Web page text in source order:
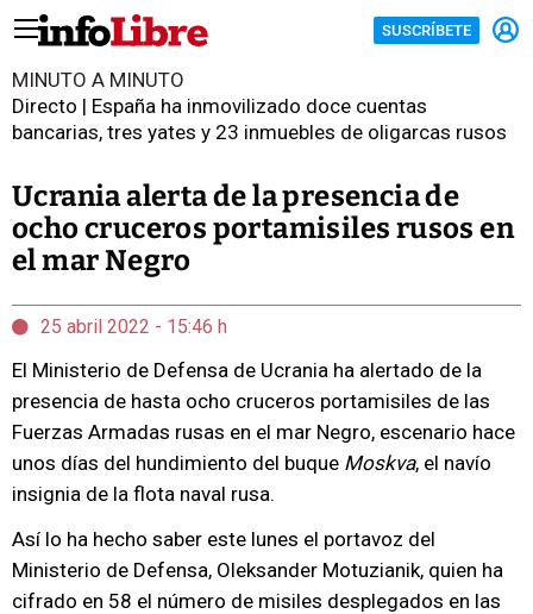
SUSCRÍBETE
MINUTO A MINUTO
Directo | España ha inmovilizado doce cuentas
bancarias, tres yates y 23 inmuebles de oligarcas rusos
Ucrania alerta de la presencia de
ocho cruceros portamisiles rusos en
el mar Negro
25 abril 2022 - 15:46 h
El Ministerio de Defensa de Ucrania ha alertado de la
presencia de hasta ocho cruceros portamisiles de las
Fuerzas Armadas rusas en el mar Negro, escenario hace
unos días del hundimiento del buque Moskva, el navío
insignia de la flota naval rusa.
Así lo ha hecho saber este lunes el portavoz del
Ministerio de Defensa, Oleksander Motuzianik, quien ha
cifrado en 58 el número de misiles desplegados en las